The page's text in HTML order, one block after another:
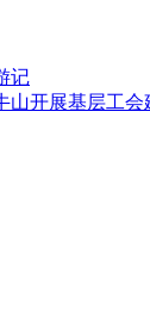
记
山开展基层工